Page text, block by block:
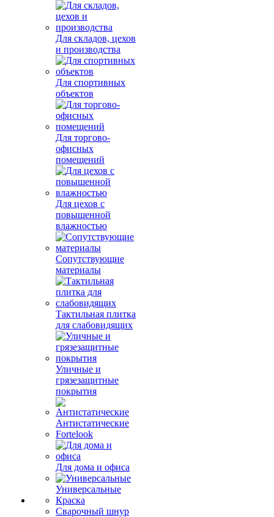
Для складов, цехов
и производства
Для спортивных
объектов
Для торгово-
офисных
помещений
Для цехов с
повышенной
влажностью
Сопутствующие
материалы
Тактильная плитка
для слабовидящих
Уличные и
грязезащитные
покрытия
Антистатические
Fortelook
Для дома и офиса
Универсальные
Краска
Сварочный шнур